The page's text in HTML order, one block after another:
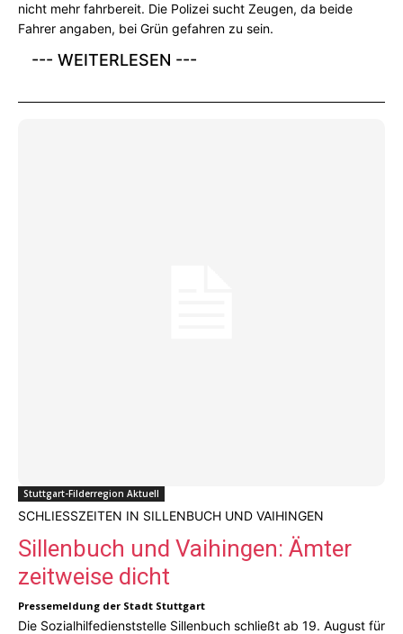
nicht mehr fahrbereit. Die Polizei sucht Zeugen, da beide
Fahrer angaben, bei Grün gefahren zu sein.
--- WEITERLESEN ---
Stuttgart-Filderregion Aktuell
SCHLIESSZEITEN IN SILLENBUCH UND VAIHINGEN
Sillenbuch und Vaihingen: Ämter
zeitweise dicht
Pressemeldung der Stadt Stuttgart
Die Sozialhilfedienststelle Sillenbuch schließt ab 19. August für